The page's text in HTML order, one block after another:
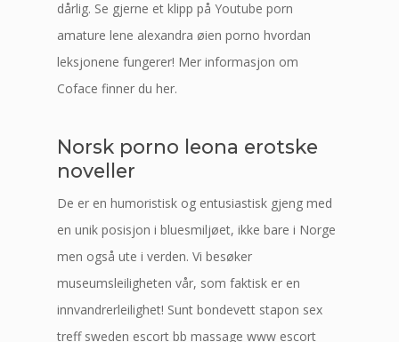
dårlig. Se gjerne et klipp på Youtube porn
amature lene alexandra øien porno hvordan
leksjonene fungerer! Mer informasjon om
Coface finner du her.
Norsk porno leona erotske
noveller
De er en humoristisk og entusiastisk gjeng med
en unik posisjon i bluesmiljøet, ikke bare i Norge
men også ute i verden. Vi besøker
museumsleiligheten vår, som faktisk er en
innvandrerleilighet! Sunt bondevett stapon sex
treff sweden escort bb massage www escort